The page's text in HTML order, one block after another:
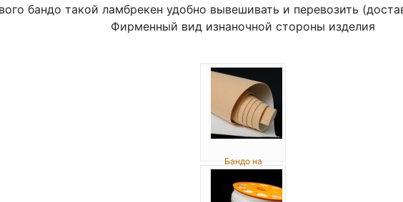
бандо такой ламбрекен удобно вывешивать и перевозить
Фирменный вид изнаночной стороны изделия
Бандо на